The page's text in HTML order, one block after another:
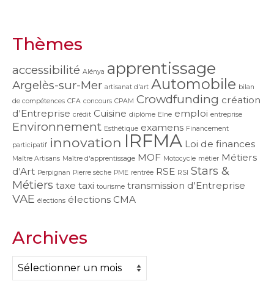
Thèmes
accessibilité Alénya apprentissage
Argelès-sur-Mer artisanat d'art Automobile bilan
de compétences CFA concours CPAM Crowdfunding création
d'Entreprise crédit Cuisine diplôme Elne emploi entreprise
Environnement Esthétique examens Financement
participatif innovation IRFMA Loi de finances
Maître Artisans Maître d'apprentissage MOF Motocycle métier Métiers
d'Art Perpignan Pierre sèche PME rentrée RSE RSI Stars &
Métiers taxe taxi tourisme transmission d'Entreprise
VAE élections élections CMA
Archives
Archives